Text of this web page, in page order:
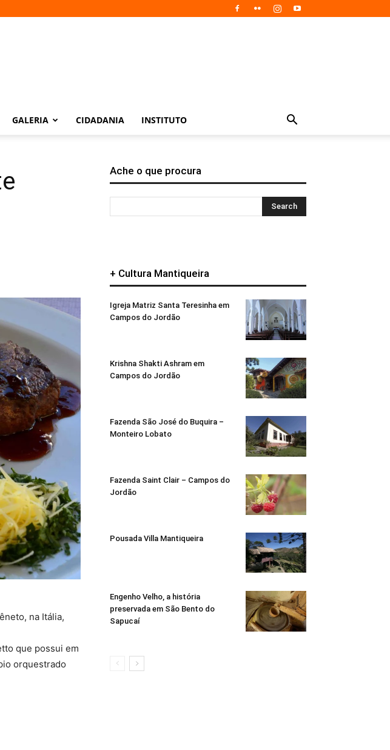
GALERIA CIDADANIA INSTITUTO
na Itália,
que possui em
orquestrado
Ache o que procura
+ Cultura Mantiqueira
Igreja Matriz Santa Teresinha em
Campos do Jordão
Krishna Shakti Ashram em
Campos do Jordão
Fazenda São José do Buquira –
Monteiro Lobato
Fazenda Saint Clair – Campos do
Jordão
Pousada Villa Mantiqueira
Engenho Velho, a história
preservada em São Bento do
Sapucaí